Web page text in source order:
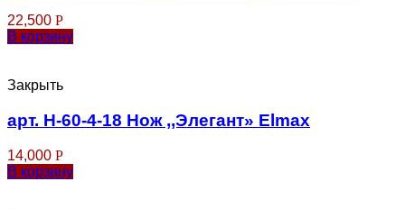
22,500 Р
В корзину
Закрыть
арт. Н-60-4-18 Нож ,,Элегант» Elmax
14,000 Р
В корзину